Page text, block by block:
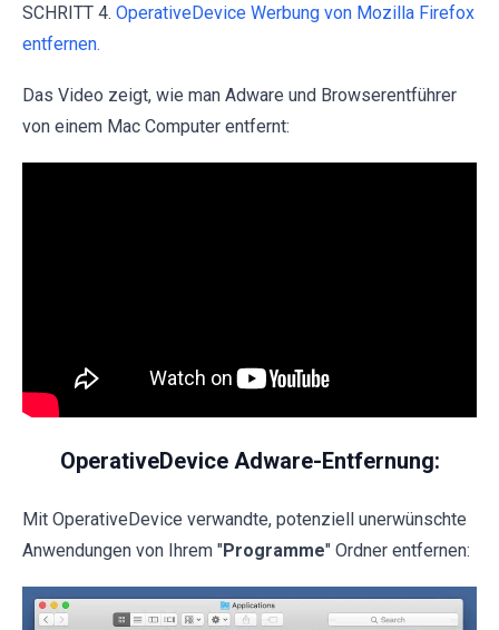
SCHRITT 4. OperativeDevice Werbung von Mozilla Firefox
entfernen.
Das Video zeigt, wie man Adware und Browserentführer
von einem Mac Computer entfernt:
OperativeDevice Adware-Entfernung:
Mit OperativeDevice verwandte, potenziell unerwünschte
Anwendungen von Ihrem "Programme" Ordner entfernen: